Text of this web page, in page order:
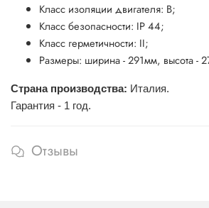
Класс изоляции двигателя: В;
Класс безопасности: IP 44;
Класс герметичности: II;
Размеры: ширина - 291мм, высота -
Страна производства: Италия.
Гарантия - 1 год.
Отзывы